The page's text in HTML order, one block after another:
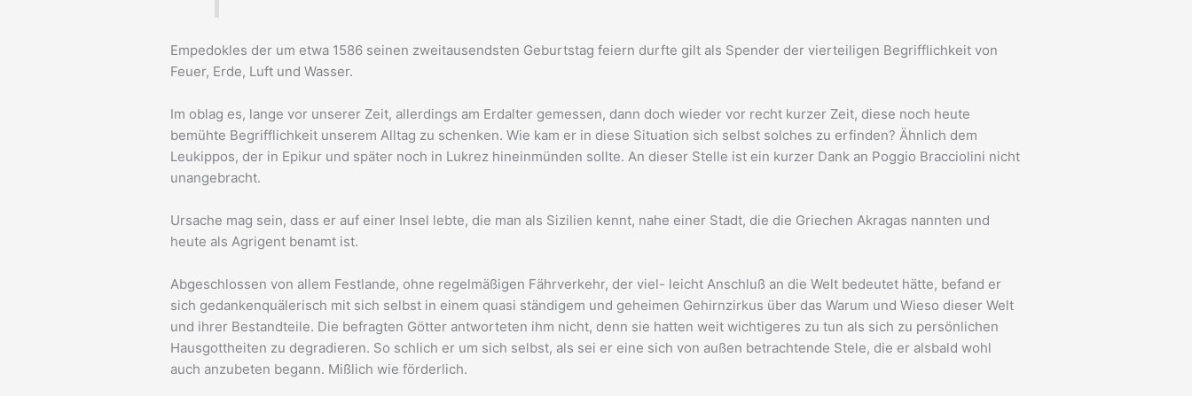
Empedokles der um etwa 1586 seinen zweitausendsten Geburtstag feiern durfte gilt als Spender der vierteiligen Begrifflichkeit von
Feuer, Erde, Luft und Wasser.
Im oblag es, lange vor unserer Zeit, allerdings am Erdalter gemessen, dann doch wieder vor recht kurzer Zeit, diese noch heute
bemühte Begrifflichkeit unserem Alltag zu schenken. Wie kam er in diese Situation sich selbst solches zu erfinden? Ähnlich dem
Leukippos, der in Epikur und später noch in Lukrez hineinmünden sollte. An dieser Stelle ist ein kurzer Dank an Poggio Bracciolini nicht
unangebracht.
Ursache mag sein, dass er auf einer Insel lebte, die man als Sizilien kennt, nahe einer Stadt, die die Griechen Akragas nannten und
heute als Agrigent benamt ist.
Abgeschlossen von allem Festlande, ohne regelmäßigen Fährverkehr, der viel- leicht Anschluß an die Welt bedeutet hätte, befand er
sich gedankenquälerisch mit sich selbst in einem quasi ständigem und geheimen Gehirnzirkus über das Warum und Wieso dieser Welt
und ihrer Bestandteile. Die befragten Götter antworteten ihm nicht, denn sie hatten weit wichtigeres zu tun als sich zu persönlichen
Hausgottheiten zu degradieren. So schlich er um sich selbst, als sei er eine sich von außen betrachtende Stele, die er alsbald wohl
auch anzubeten begann. Mißlich wie förderlich.